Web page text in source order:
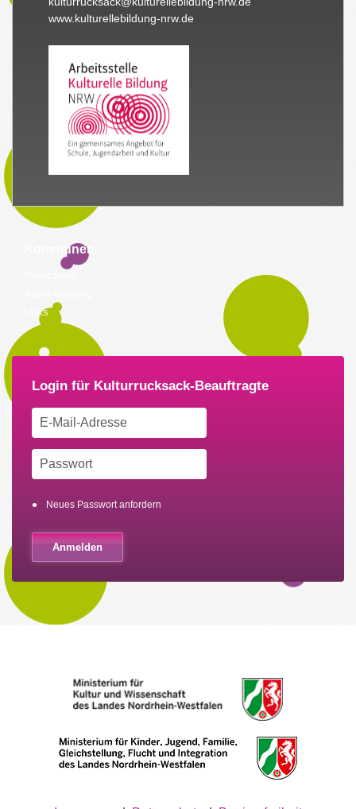
www.kulturellebildung-nrw.de
Kommunen
Links
Neues Passwort anfordern